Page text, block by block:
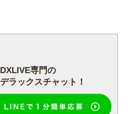
DXLIVE専門の
デラックスチャット！